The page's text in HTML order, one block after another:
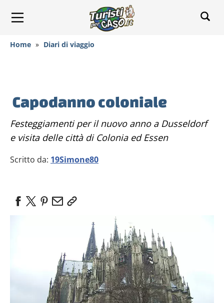
Home » Diari di viaggio
Capodanno coloniale
Festeggiamenti per il nuovo anno a Dusseldorf
e visita delle città di Colonia ed Essen
Scritto da: 19Simone80